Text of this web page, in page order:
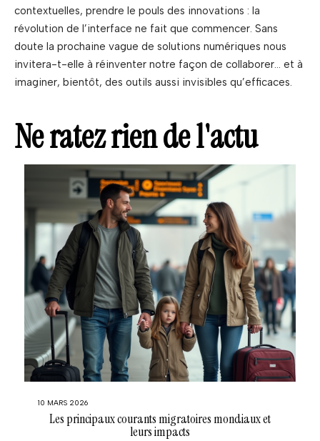
contextuelles, prendre le pouls des innovations : la
révolution de l’interface ne fait que commencer. Sans
doute la prochaine vague de solutions numériques nous
invitera-t-elle à réinventer notre façon de collaborer… et à
imaginer, bientôt, des outils aussi invisibles qu’efficaces.
Ne ratez rien de l'actu
10 MARS 2026
Les principaux courants migratoires mondiaux et
leurs impacts